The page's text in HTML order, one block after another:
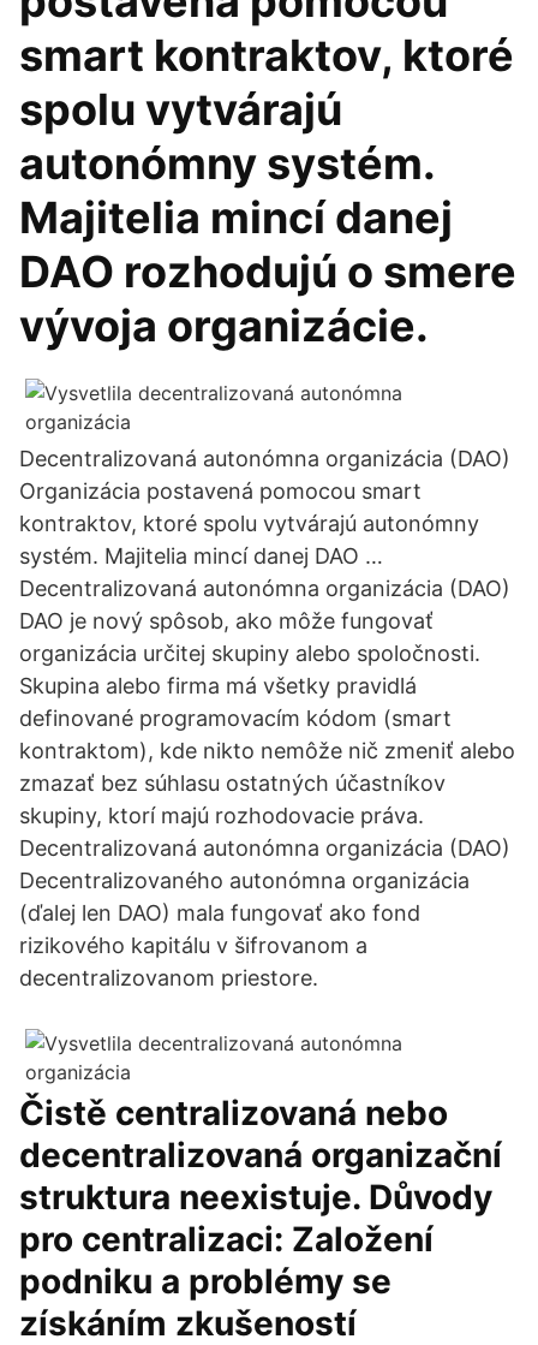
smart kontraktov, ktoré
spolu vytvárajú
autonómny systém.
Majitelia mincí danej
DAO rozhodujú o smere
vývoja organizácie.
Decentralizovaná autonómna organizácia (DAO)
Organizácia postavená pomocou smart
kontraktov, ktoré spolu vytvárajú autonómny
systém. Majitelia mincí danej DAO …
Decentralizovaná autonómna organizácia (DAO)
DAO je nový spôsob, ako môže fungovať
organizácia určitej skupiny alebo spoločnosti.
Skupina alebo firma má všetky pravidlá
definované programovacím kódom (smart
kontraktom), kde nikto nemôže nič zmeniť alebo
zmazať bez súhlasu ostatných účastníkov
skupiny, ktorí majú rozhodovacie práva.
Decentralizovaná autonómna organizácia (DAO)
Decentralizovaného autonómna organizácia
(ďalej len DAO) mala fungovať ako fond
rizikového kapitálu v šifrovanom a
decentralizovanom priestore.
Čistě centralizovaná nebo
decentralizovaná organizační
struktura neexistuje. Důvody
pro centralizaci: Založení
podniku a problémy se
získáním zkušeností